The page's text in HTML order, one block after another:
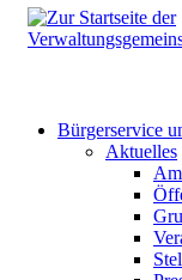
Bürgerservice
Aktuelles